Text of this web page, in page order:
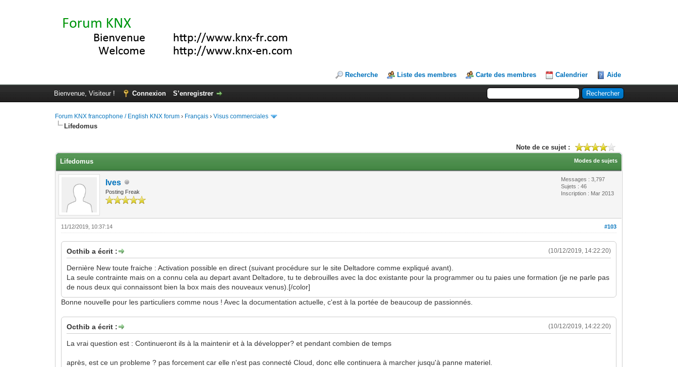
Recherche Liste des membres Carte des membres Calendrier Aide
Bienvenue, Visiteur ! Connexion S’enregistrer
Forum KNX francophone / English KNX forum › Français ›Visus commerciales
Lifedomus
Note de ce sujet :
Modes de sujets
Lifedomus
Ives
Posting Freak
Messages : 3,797
Sujets : 46
Inscription : Mar 2013
#103
11/12/2019, 10:37:14
(10/12/2019, 14:22:20)
Octhib a écrit :
Dernière New toute fraiche : Activation possible en direct (suivant procédure sur le site Deltadore comme expliqué avant).
La seule contrainte mais on a connu cela au depart avant Deltadore, tu te debrouilles avec la doc existante pour la programmer ou tu paies une formation (je ne parle pas
de nous deux qui connaissont bien la box mais des nouveaux venus).[/color]
Bonne nouvelle pour les particuliers comme nous ! Avec la documentation actuelle, c'est à la portée de beaucoup de passionnés.
(10/12/2019, 14:22:20)
Octhib a écrit :
La vrai question est : Continueront ils à la maintenir et à la développer? et pendant combien de temps
après, est ce un probleme ? pas forcement car elle n'est pas connecté Cloud, donc elle continuera à marcher jusqu'à panne materiel.